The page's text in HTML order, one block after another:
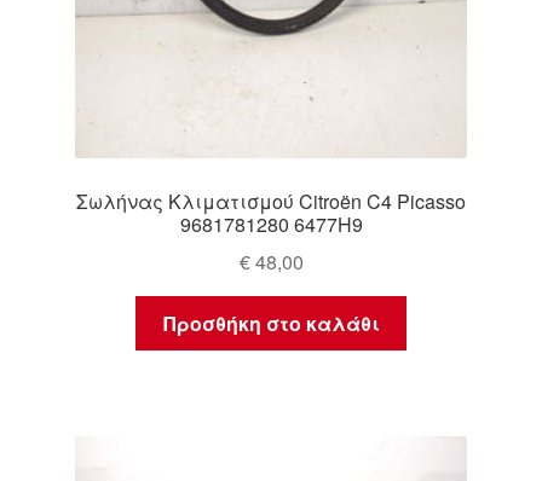
Σωλήνας Κλιματισμού Citroën C4 Picasso
9681781280 6477H9
€48,00
Προσθήκη στο καλάθι